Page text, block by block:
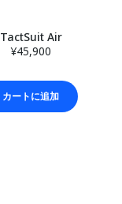
TactSuit Air
¥45,900
カートに追加